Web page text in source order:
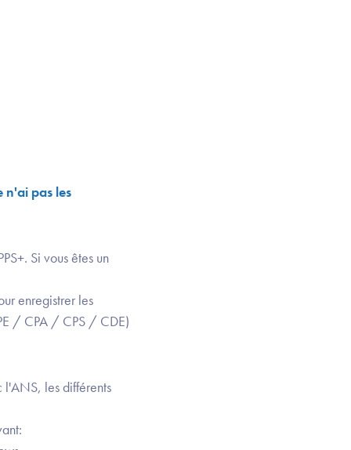
n'ai pas les
Si vous êtes un
enregistrer les
/ CPA / CPS / CDE)
l'ANS, les différents